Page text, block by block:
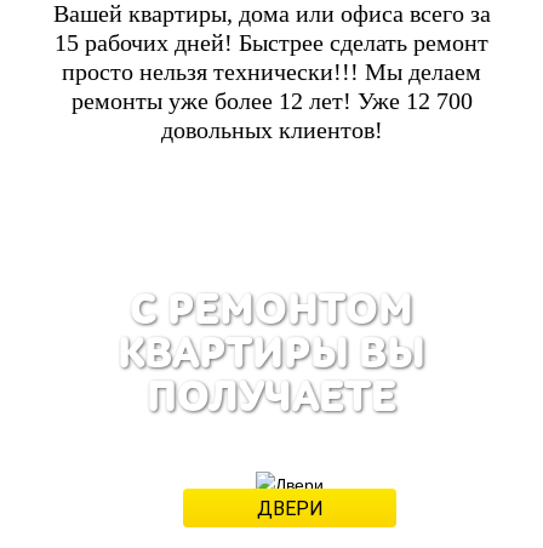
Вашей квартиры, дома или офиса всего за
15 рабочих дней! Быстрее сделать ремонт
просто нельзя технически!!! Мы делаем
ремонты уже более 12 лет! Уже 12 700
довольных клиентов!
С РЕМОНТОМ
КВАРТИРЫ ВЫ
ПОЛУЧАЕТЕ
ДВЕРИ